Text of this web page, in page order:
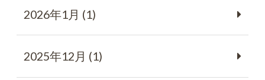
2026年1月 (1)
2025年12月 (1)